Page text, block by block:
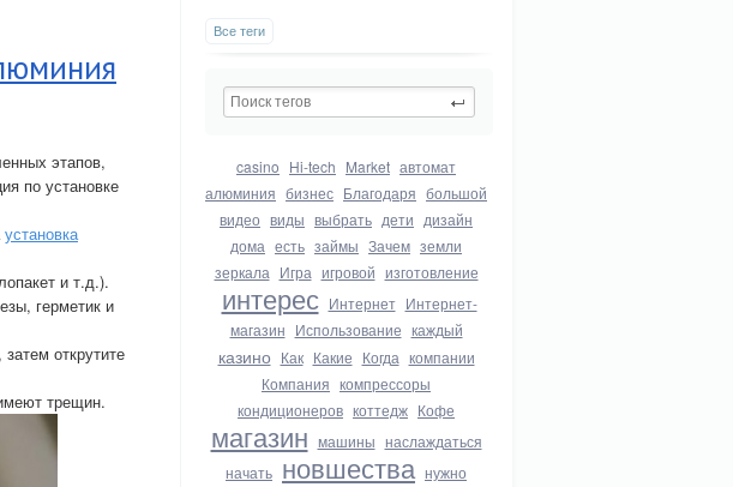
Все теги
casino Hi-tech Market автомат
алюминия бизнес Благодаря большой
видео виды выбрать дети дизайн
дома есть займы Зачем земли
зеркала Игра игровой изготовление
интерес Интернет Интернет-
магазин Использование каждый
казино Как Какие Когда компании
Компания компрессоры
кондиционеров коттедж Кофе
магазин машины наслаждаться
начать новшества нужно
этапов,
по установке
установка
и т.д.).
герметик и
открутите
трещин.